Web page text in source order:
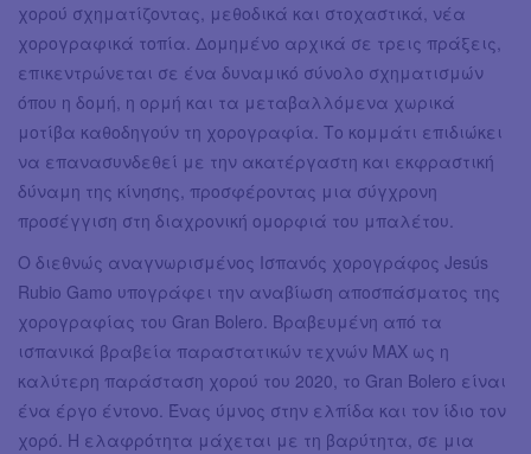
χορού σχηματίζοντας, μεθοδικά και στοχαστικά, νέα
χορογραφικά τοπία. Δομημένο αρχικά σε τρεις πράξεις,
επικεντρώνεται σε ένα δυναμικό σύνολο σχηματισμών
όπου η δομή, η ορμή και τα μεταβαλλόμενα χωρικά
μοτίβα καθοδηγούν τη χορογραφία. Το κομμάτι επιδιώκει
να επανασυνδεθεί με την ακατέργαστη και εκφραστική
δύναμη της κίνησης, προσφέροντας μια σύγχρονη
προσέγγιση στη διαχρονική ομορφιά του μπαλέτου.
Ο διεθνώς αναγνωρισμένος Ισπανός χορογράφος Jesús
Rubio Gamo υπογράφει την αναβίωση αποσπάσματος της
χορογραφίας του Gran Bolero. Βραβευμένη από τα
ισπανικά βραβεία παραστατικών τεχνών MAX ως η
καλύτερη παράσταση χορού του 2020, το Gran Bolero είναι
ένα έργο έντονο. Ένας ύμνος στην ελπίδα και τον ίδιο τον
χορό. Η ελαφρότητα μάχεται με τη βαρύτητα, σε μια